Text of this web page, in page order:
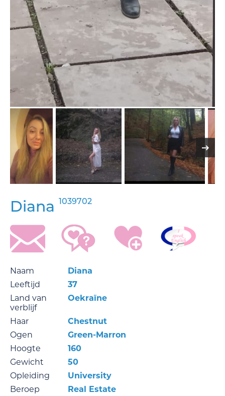
Diana 1039702
Naam
Diana
Leeftijd
37
Land van
verblijf
Oekraïne
Haar
Chestnut
Ogen
Green-Marron
Hoogte
160
Gewicht
50
Opleiding
University
Beroep
Real Estate